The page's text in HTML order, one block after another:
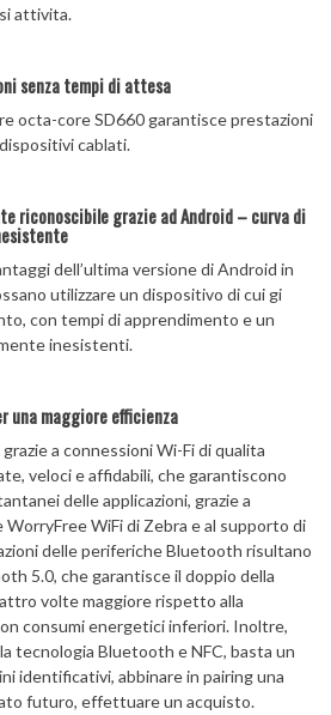
attivita.
senza tempi di attesa
octa-core SD660 garantisce prestazioni
cablati.
riconoscibile grazie ad Android – curva di
dell’ultima versione di Android in
utilizzare un dispositivo di cui gi
con tempi di apprendimento e un
inesistenti.
una maggiore efficienza
a connessioni Wi-Fi di qualita
veloci e affidabili, che garantiscono
delle applicazioni, grazie a
WorryFree WiFi di Zebra e al supporto di
delle periferiche Bluetooth risultano
5.0, che garantisce il doppio della
volte maggiore rispetto alla
consumi energetici inferiori. Inoltre,
tecnologia Bluetooth e NFC, basta un
identificativi, abbinare in pairing una
futuro, effettuare un acquisto.